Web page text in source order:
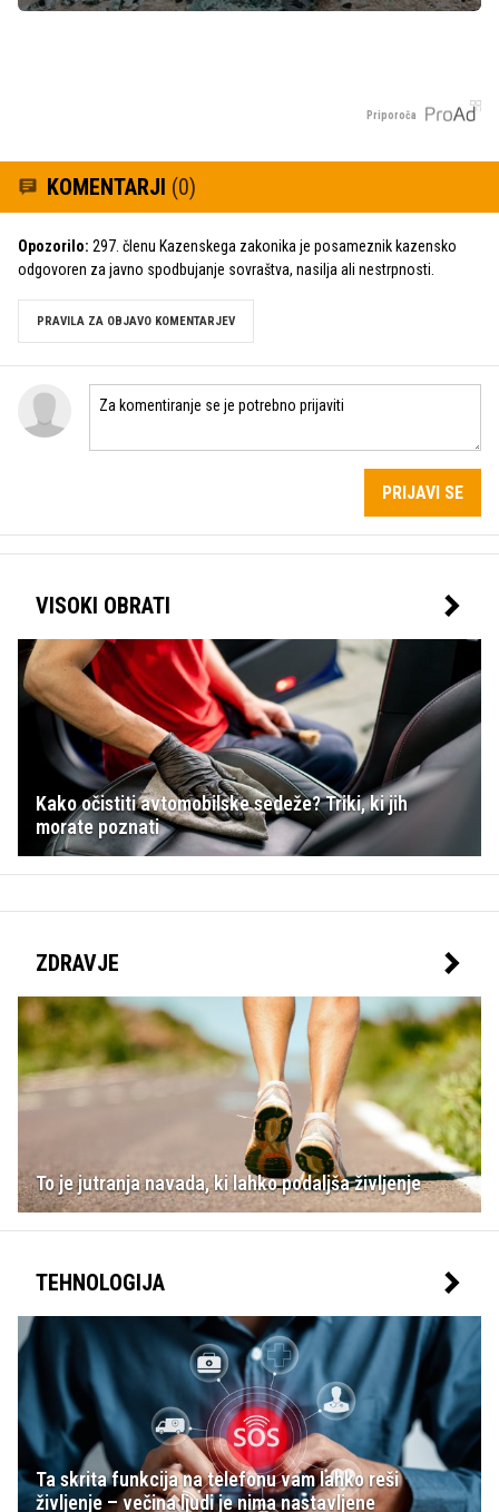
Priporoča
KOMENTARJI (0)
Opozorilo: 297. členu Kazenskega zakonika je posameznik kazensko
odgovoren za javno spodbujanje sovraštva, nasilja ali nestrpnosti.
PRAVILA ZA OBJAVO KOMENTARJEV
PRIJAVI SE
VISOKI OBRATI
Kako očistiti avtomobilske sedeže? Triki, ki jih
morate poznati
ZDRAVJE
To je jutranja navada, ki lahko podaljša življenje
TEHNOLOGIJA
Ta skrita funkcija na telefonu vam lahko reši
življenje – večina ljudi je nima nastavljene